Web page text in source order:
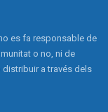
es fa responsable de
o no, ni de
a través dels